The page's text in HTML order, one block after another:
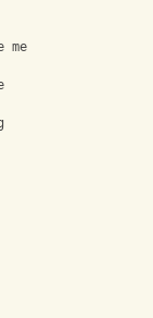
me